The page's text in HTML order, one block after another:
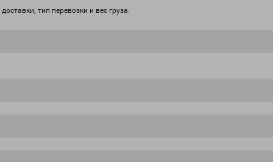
тип перевозки и вес груза.